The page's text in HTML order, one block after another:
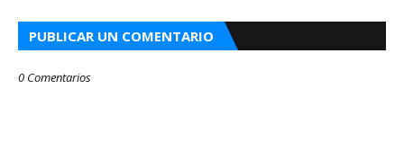
PUBLICAR UN COMENTARIO
0 Comentarios